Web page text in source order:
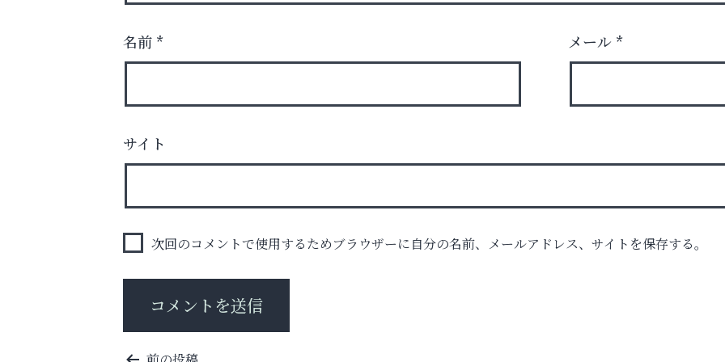
「この学校に出会えて、本当によかった。」
整体院エスコート・芦屋サロ
名前 * メール *
サイト
次回のコメントで使用するためブラウザーに自分の名前、メールアドレス、サイトを保存する。